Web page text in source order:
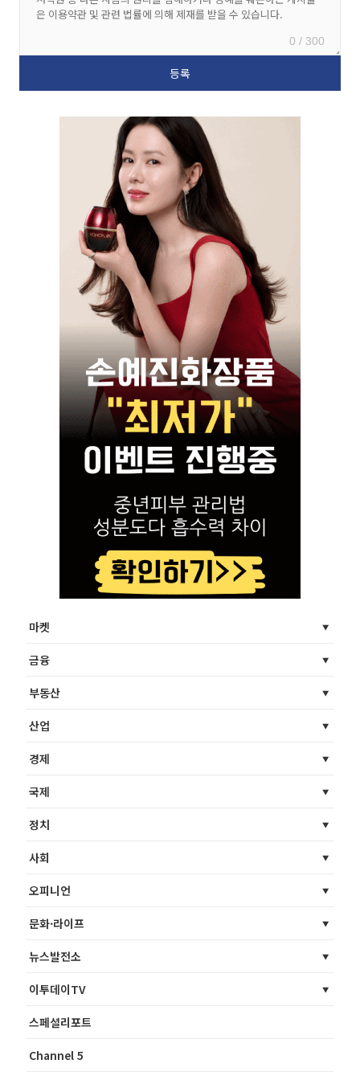
0 / 300
마켓
금융
부동산
산업
경제
국제
정치
사회
오피니언
문화·라이프
뉴스발전소
이투데이TV
스페셜리포트
Channel 5